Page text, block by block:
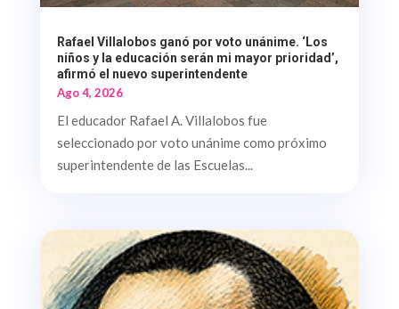
Rafael Villalobos ganó por voto unánime. ‘Los
niños y la educación serán mi mayor prioridad’,
afirmó el nuevo superintendente
Ago 4, 2026
El educador Rafael A. Villalobos fue
seleccionado por voto unánime como próximo
superintendente de las Escuelas...